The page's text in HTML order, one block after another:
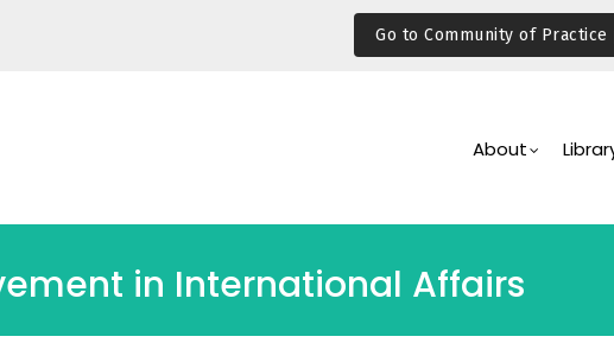
Go to Community of
Navigation
About
in International Affairs